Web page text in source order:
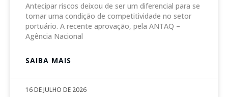
Antecipar riscos deixou de ser um diferencial para se
tornar uma condição de competitividade no setor
portuário. A recente aprovação, pela ANTAQ –
Agência Nacional
SAIBA MAIS
16 DE JULHO DE 2026